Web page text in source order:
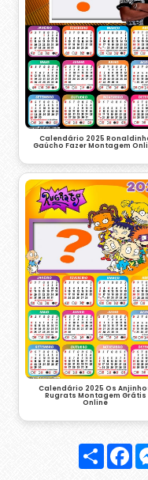
Calendário 2025
Gaúcho Fazer Montagem
Calendário 2025 Os
Rugrats Montagem Grátis
Online